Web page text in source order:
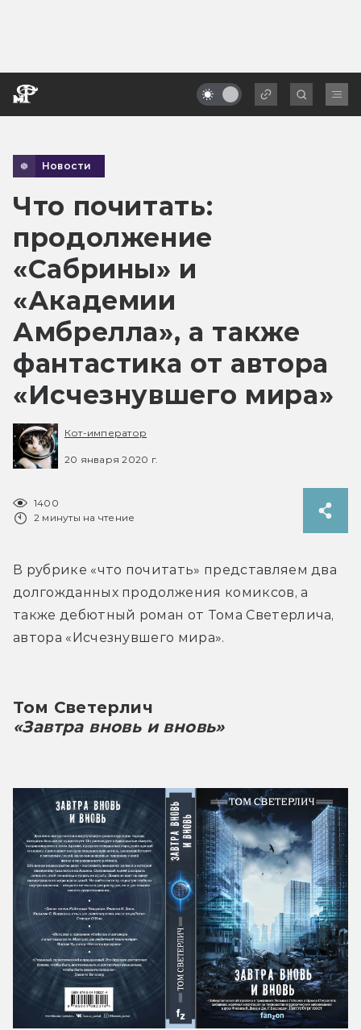
Новости
Что почитать:
продолжение
«Сабрины» и
«Академии
Амбрелла», а также
фантастика от автора
«Исчезнувшего мира»
Кот-император
20 января 2020 г.
1400
2 минуты на чтение
В рубрике «что почитать» представляем два
долгожданных продолжения комиксов, а
также дебютный роман от Тома Светерлича,
автора «Исчезнувшего мира».
Том Светерлич
«Завтра вновь и вновь»